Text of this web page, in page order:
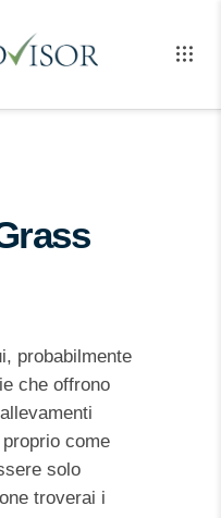
probabilmente
che offrono
come
solo
troverai i